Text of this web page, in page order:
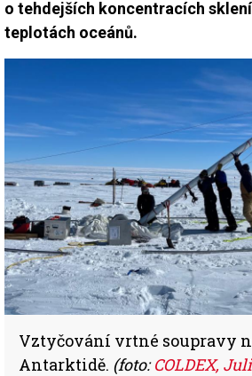
o tehdejších koncentracích
teplotách oceánů.
Vztyčování vrtné soupravy
Antarktidě. (foto:COLDEX,